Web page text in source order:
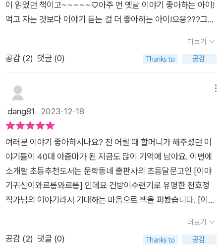
미끄러져서 이걸 줍다니. 난 세상에서 제일 운이 좋은 임금이
야!'운 좋은 임금의 손에 들린 것은 바로 괭이밥꽃을 닮은 조약돌
잡기 전까지는 스스로 운이 없다고 한탄하고 또 한탄했다.그러나
읽는 우리는 물론 중간에 나온 구경꾼들은 분명 그의 운을 감탄했
을 것이다.동화책의 묘미는 바로 이것이다.우리가 진정으로 깨달
아야 할 교훈이 분명하다는 것!초등학교 5학년 때, 담임 선생님께
금도 어린이책을 많이 읽곤 한다.무엇보다 동화책을 많이 읽을 수
밖에 없는 시기가 있었는데, 바로 막내동생의 어린시절이다.막내
동생과 나이 터울이 있다보니 밤이면 동화책을 많이 읽어줬었는
데 책의 재미를 알고나니 자기 전에 동화책 서너 권은 읽어달라고
매일같이 졸라댔었다.그러다 어느 순간부터 간간히 읽기 시작하
던 어린이책을 요새 이모가 되고 나니 부쩍 많이 읽게 되는 것 같
다.그 누구보다 동화책 많이 읽은 자부심이 커 짤막한 동화를 써
놨었는데, 오랜만에 글쓰기 노트를 열어보니 나름 꽤 써놓은 게
많아 놀랐다.나중에 프린트한 뒤 책으로 만들어 조카에게 선물해
맛. 입말체가 너무 자연스러우면서도 익살스럽다. 입말체를 읽다
보면 여기에 작가의 말투가 반영되는 게 아닐까 의심스러워질 때
가 있는데, 그게 맞다면 작가님은 엄청 웃긴 사람. 같은 말을 해도
더 재미나게 하는 사람.^^ 거기에 재미를 더해주는 고마운 양념
히 빌빌이 귀신들이 어리버리하게 자기 얘길 하는 부분은 만화 형
식으로 구분하여 그리셨는데 효과가 만점이다. 글에도 그림에도
익살이 가득하니, 어찌 재미없을 수가 있으리오. 첫 번째 귀신은
운이 없는 사나이 이야기를 했다. 아니 근데 이게 운이 없다는 건
지 있다는 건지부터 갈팡질팡한다. 우리의 야무진 주인공은 이 상
황을 정리하고 「세상에서 가장 운 없는 사내」라는 이야기를 만들
어낸다. 다 읽어보니 운이 있는 건지 없는건지 헷갈리는 상황까지
작품에 다 담았어! 참으로 절묘하다. 운이 있다는 기준은 무엇인
가? 그건 가치관에 따라 달라질 수 있는 문제가 아닌가! 그 사내
가 하면, 산길에서 구해준 처자가 알고보니 공주여서 왕이 되기까
지 한다. 이보다 더 운 좋은 이야기 있음? 그런데 사내의 입에서
끼를 풀었을까? 그리고 이야기를 들을 수 있었을까?​​그다음 이야
기가 궁금해서 계속 읽어나가게 되었다.​​이야기의 발상이 하도 재
미있어서 한달음에 읽게 하는 창작동화다. ​​특히 읽을수록 호기심
을 강하게 만들어서 다음 이야기가 엄청 궁금해지는 책이어서 어
리를 풀어내는 듯 흥미롭고, 그다음 이야기가 기대되는 책이다.​​
'이야기의 시작'부터 침이 꼴깍. 아이들이 무척 좋아하겠다.​​이야
기 속의 이야기 또한 하나하나 재미있어서 시선을 집중하게 된다.
​​세상에서 제일 운 없는 사내, 신기한 대나무 베개, 빨래꾼과 복복
이 등 세 가지 이야기를 들려준다.​​'옛날 옛적 갓날 갓적에~'부터
시작해서 풀어내는 이야기들이 하도 재미있어서 어린이뿐만 아
니라 어른들도 어린 날을 생각하며 재미있게 읽을 수 있는 창작동
화다. ​​그림 또한 재미있게 그려서 상상력을 더욱 자극해준다. 웃
음이 절로 나오는 그림이다. ​​글과 그림 모두가 시너지 효과를 누
왔소!'​​어떤 이야기를 담았을지 궁금해서라도 이 책을 꼭 펼쳐들기
를 권한다. ​​나또한 맛깔스러운 이야깃속으로 들어가서 함께 하는
이 읽었던 책이고~~~~~♡아주 먼 옛날 이야기 좋아하는 아이!
먹고 자는 것보다 이야기 듣는 걸 더 좋아하는 아이!으응???그렇
데 얘기만 듣고 자신의 얘기는 들려주지 않는 자린고비 같은 영감
을 만나는데...영감의 색동 보따리에 들어 있는 얘기가 듣고 싶으
답을 찾아 기운펄펄!영감을 찾아가나..영감은 죽고...이를어째 ....
난 그림 ..그림책이야~ 줄글책이야 ~읽다보면 다음권을 조르는
도 재밌게 볼 책입니다♡문학동네 덕분에 소중한 책 잘 봤습니다
♡#이야기귀신이와르릉와르릉#천효정#문학동네#초등저학년#
추천도서#이야기책#재미난#그림은#추가
더보기
공감 (2) 댓글 (0)
dang81 2023-12-18
여러분 이야기 좋아하시나요? 전 어릴 때 할머니가 해주셨던 이
야기들이 40대 아줌마가 된 지금도 많이 기억에 남아요. 이번에
소개할 초등추천도서는 문학동네 출판사의 초등달문고인 [이야
기귀신이와르릉와르릉] 인데요 건방이수련기로 유명한 천효정
작가님의 이야기라서 기대하는 마음으로 책을 펴봤습니다. [이야
기 듣는 걸 더 좋아하는 아이가 나오며 시작이 됩니다. 만나는 사
람마다 이야기를 해달라고 졸랐던 아이는 아이한테 이야기를 해
더보기
공감 (2) 댓글 (0)